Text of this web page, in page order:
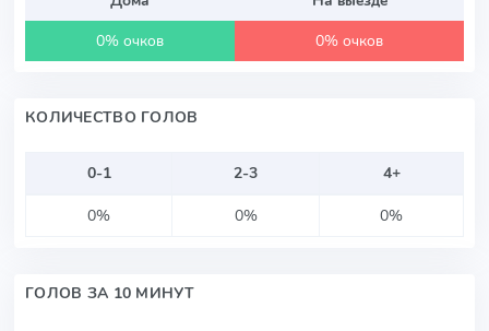
0% очков
0% очков
КОЛИЧЕСТВО ГОЛОВ
0-1 2-3
4+
0%
0% 0%
ГОЛОВ ЗА 10 МИНУТ